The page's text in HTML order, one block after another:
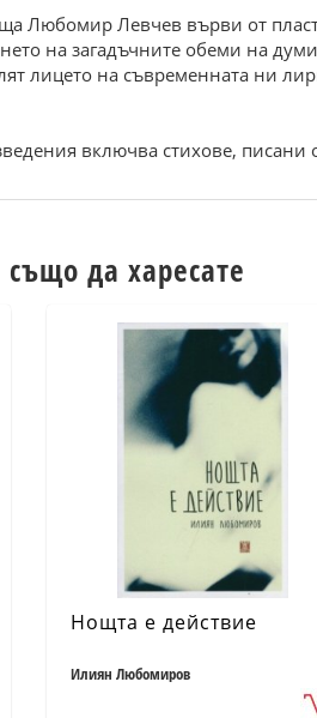
Любомир Левчев върви от
на загадъчните обеми на
лицето на съвременната ни
включва стихове, писани
да харесате
Нощта е действие
Илиян Любомиров